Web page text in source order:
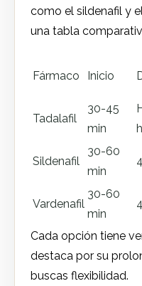
como el sildenafil y
una tabla
Fármaco Inicio
Tadalafil
30-45
min
h
Sildenafil
30-60
min
Vardenafil
30-60
min
Cada opción tiene
destaca por su
buscas flexibilidad.